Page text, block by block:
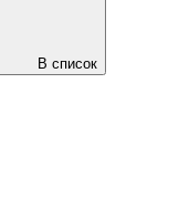
В список